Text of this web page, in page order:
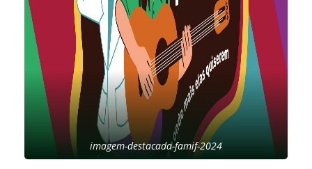
imagem-destacada-famif-2024